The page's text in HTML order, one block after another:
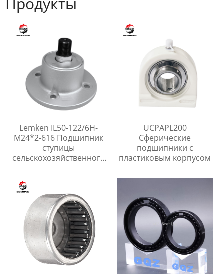
Lemken IL50-122/6H-
M24*2-616 Подшипник
ступицы
сельскохозяйственного
UCPAPL200
Сферические
подшипники с
пластиковым корпусом